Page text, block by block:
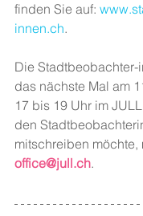
finden Sie auf:
innen.ch.
Die Stadtbeobachter-
das nächste Mal am
17 bis 19 Uhr im JULL
den
mitschreiben
office@jull.ch.